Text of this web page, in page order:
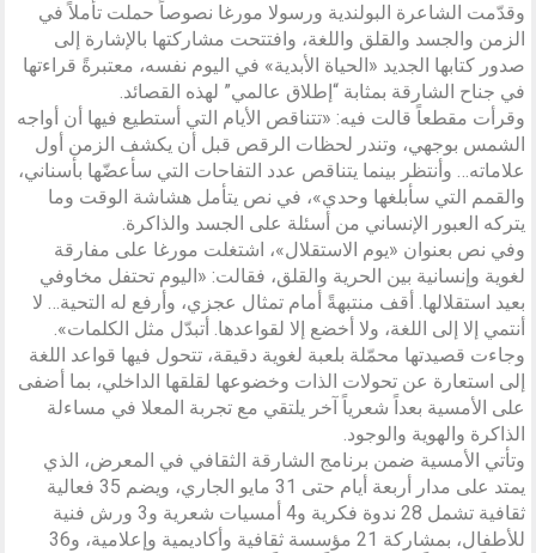
وقدّمت الشاعرة البولندية ورسولا مورغا نصوصاً حملت تأملاً في
الزمن والجسد والقلق واللغة، وافتتحت مشاركتها بالإشارة إلى
صدور كتابها الجديد «الحياة الأبدية» في اليوم نفسه، معتبرةً قراءتها
في جناح الشارقة بمثابة “إطلاق عالمي” لهذه القصائد.
وقرأت مقطعاً قالت فيه: «تتناقص الأيام التي أستطيع فيها أن أواجه
الشمس بوجهي، وتندر لحظات الرقص قبل أن يكشف الزمن أول
علاماته… وأنتظر بينما يتناقص عدد التفاحات التي سأعضّها بأسناني،
والقمم التي سأبلغها وحدي»، في نص يتأمل هشاشة الوقت وما
يتركه العبور الإنساني من أسئلة على الجسد والذاكرة.
وفي نص بعنوان «يوم الاستقلال»، اشتغلت مورغا على مفارقة
لغوية وإنسانية بين الحرية والقلق، فقالت: «اليوم تحتفل مخاوفي
بعيد استقلالها. أقف منتبهةً أمام تمثال عجزي، وأرفع له التحية… لا
أنتمي إلا إلى اللغة، ولا أخضع إلا لقواعدها. أتبدّل مثل الكلمات».
وجاءت قصيدتها محمّلة بلعبة لغوية دقيقة، تتحول فيها قواعد اللغة
إلى استعارة عن تحولات الذات وخضوعها لقلقها الداخلي، بما أضفى
على الأمسية بعداً شعرياً آخر يلتقي مع تجربة المعلا في مساءلة
الذاكرة والهوية والوجود.
وتأتي الأمسية ضمن برنامج الشارقة الثقافي في المعرض، الذي
يمتد على مدار أربعة أيام حتى 31 مايو الجاري، ويضم 35 فعالية
ثقافية تشمل 28 ندوة فكرية و4 أمسيات شعرية و3 ورش فنية
للأطفال، بمشاركة 21 مؤسسة ثقافية وأكاديمية وإعلامية، و36